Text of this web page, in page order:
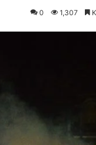
0 1,307